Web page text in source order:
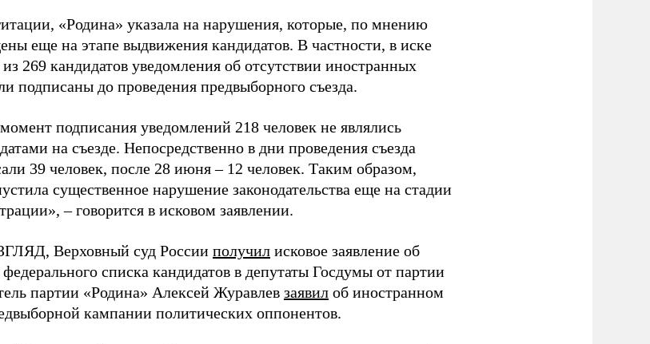
«Родина» указала на нарушения, которые, по мнению
еще на этапе выдвижения кандидатов. В частности, в иске
269 кандидатов уведомления об отсутствии иностранных
подписаны до проведения предвыборного съезда.
подписания уведомлений 218 человек не являлись
на съезде. Непосредственно в дни проведения съезда
39 человек, после 28 июня – 12 человек. Таким образом,
существенное нарушение законодательства еще на стадии
– говорится в исковом заявлении.
Верховный суд России получил исковое заявление об
списка кандидатов в депутаты Госдумы от партии
партии «Родина» Алексей Журавлев заявил об иностранном
кампании политических оппонентов.